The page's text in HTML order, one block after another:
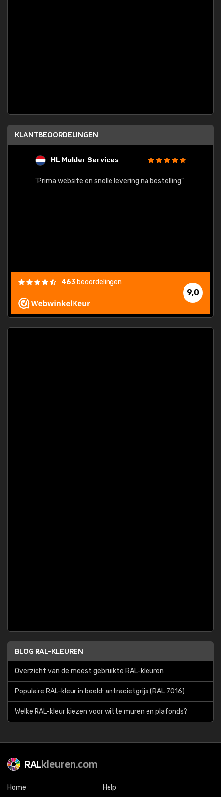
KLANTBEOORDELINGEN
HL Mulder Services
"Prima website en snelle levering na bestelling"
9,0
463 beoordelingen
BLOG RAL-KLEUREN
Overzicht van de meest gebruikte RAL-kleuren
Populaire RAL-kleur in beeld: antracietgrijs (RAL 7016)
Welke RAL-kleur kiezen voor witte muren en plafonds?
RALkleuren.com
Home Help